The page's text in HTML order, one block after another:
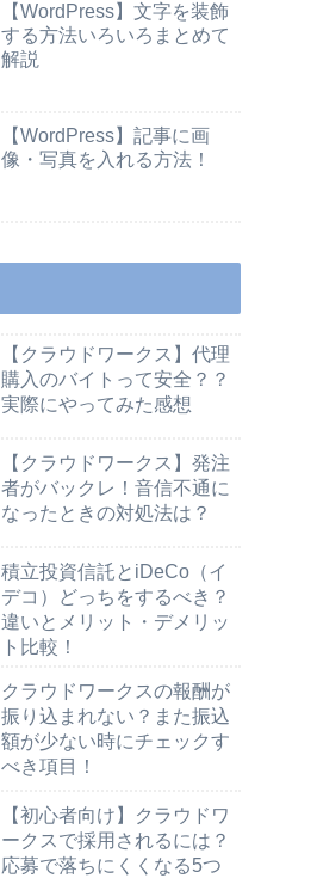
【WordPress】文字を装飾
する方法いろいろまとめて
解説
【WordPress】記事に画
像・写真を入れる方法！
【クラウドワークス】代理
購入のバイトって安全？？
実際にやってみた感想
【クラウドワークス】発注
者がバックレ！音信不通に
なったときの対処法は？
積立投資信託とiDeCo（イ
デコ）どっちをするべき？
違いとメリット・デメリッ
ト比較！
クラウドワークスの報酬が
振り込まれない？また振込
額が少ない時にチェックす
べき項目！
【初心者向け】クラウドワ
ークスで採用されるには？
応募で落ちにくくなる5つ